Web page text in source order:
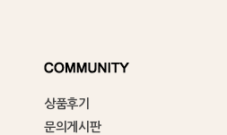
상품후기
문의게시판